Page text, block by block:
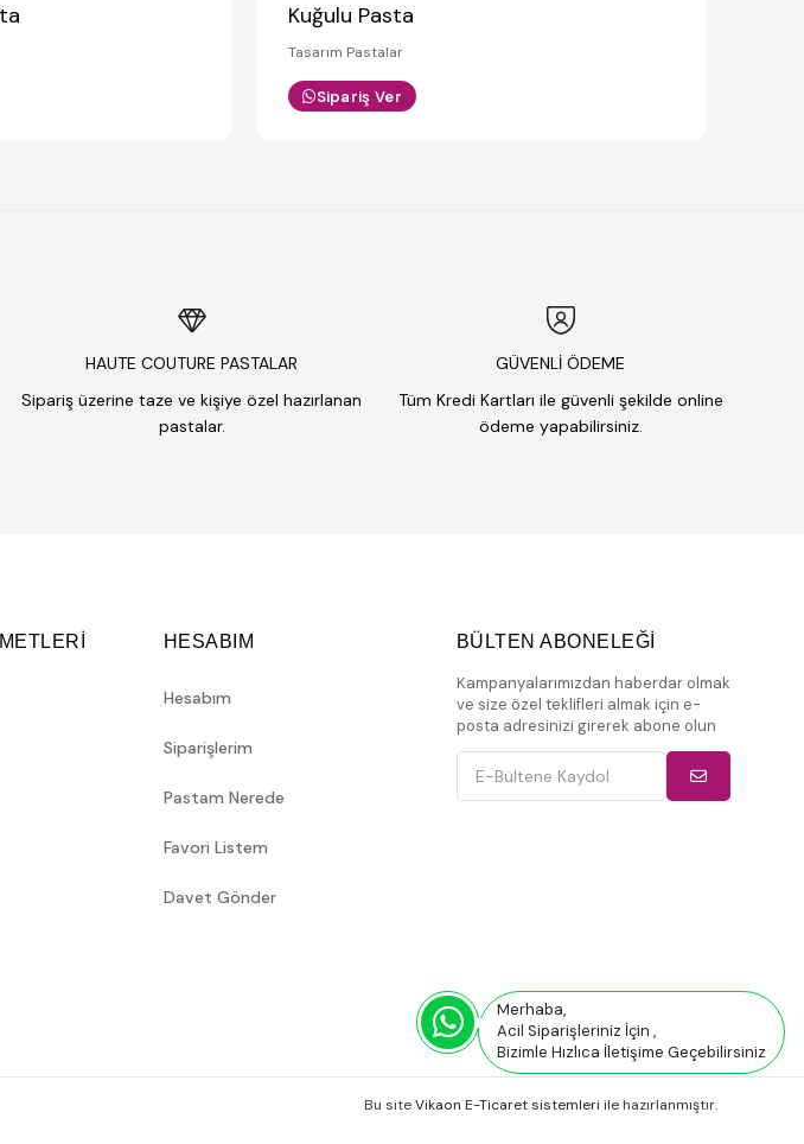
Kuğulu Pasta
Tasarım Pastalar
Sipariş Ver
HAUTE COUTURE PASTALAR
Sipariş üzerine taze ve kişiye özel hazırlanan
pastalar.
GÜVENLİ ÖDEME
Tüm Kredi Kartları ile güvenli şekilde online
ödeme yapabilirsiniz.
HESABIM
Hesabım
Siparişlerim
Pastam Nerede
Favori Listem
Davet Gönder
BÜLTEN ABONELEĞİ
Kampanyalarımızdan haberdar olmak
ve size özel teklifleri almak için e-
posta adresinizi girerek abone olun
Bu siteVikaon E-Ticaret sistemleri ile hazırlanmıştır.
Merhaba,
Acil Siparişleriniz İçin ,
Bizimle Hızlıca İletişime Geçebilirsiniz